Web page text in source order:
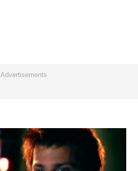
Advertisements